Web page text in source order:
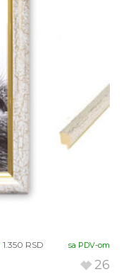
1.350 RSD sa PDV-om
26